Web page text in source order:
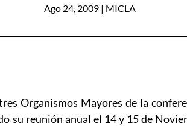
Ago 24, 2009| MICLA
Organismos Mayores de la
su reunión anual el 14 y 15 de